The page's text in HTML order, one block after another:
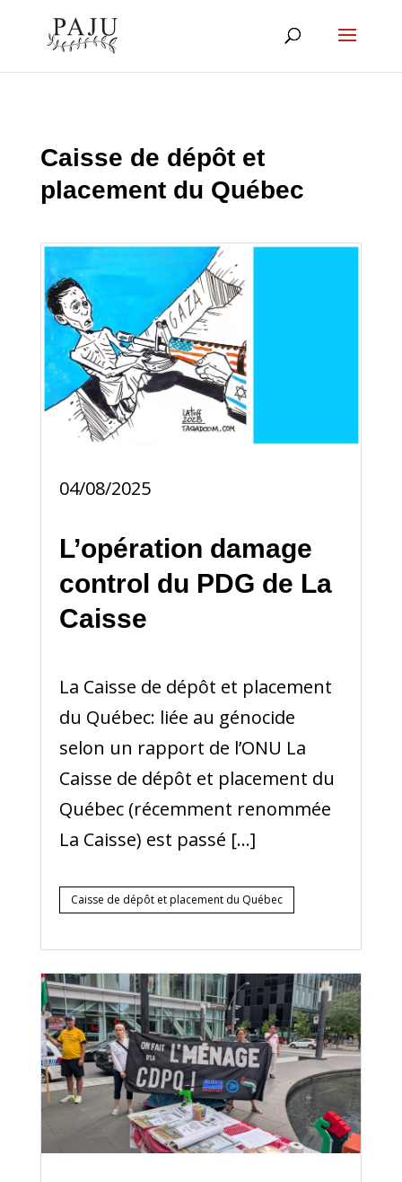
Caisse de dépôt et
placement du Québec
04/08/2025
L’opération damage
control du PDG de La
Caisse
La Caisse de dépôt et placement
du Québec: liée au génocide
selon un rapport de l’ONU La
Caisse de dépôt et placement du
Québec (récemment renommée
La Caisse) est passé […]
Caisse de dépôt et placement du Québec